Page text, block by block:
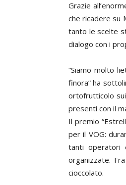
Grazie
che ricadere su
tanto le scelte
dialogo con i
“Siamo molto
finora” ha
ortofrutticolo
presenti con il
Il premio
per il VOG:
tanti operatori
organizzate.
cioccolato.